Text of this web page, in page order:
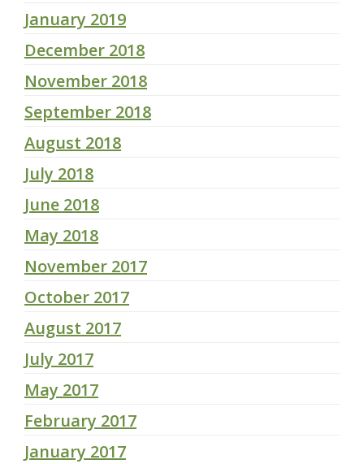
January 2019
December 2018
November 2018
September 2018
August 2018
July 2018
June 2018
May 2018
November 2017
October 2017
August 2017
July 2017
May 2017
February 2017
January 2017